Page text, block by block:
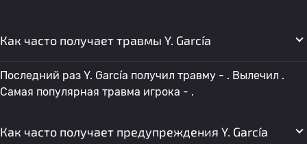
Как часто получает травмы Y. García
Последний раз Y. García получил травму - . Вылечил .
Самая популярная травма игрока - .
Как часто получает предупреждения Y. García